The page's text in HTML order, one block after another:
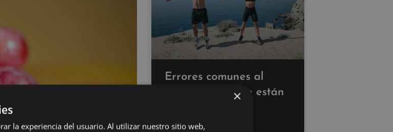
Errores comunes al
hacer cardio que están
resultados
×
la experiencia del usuario. Al utilizar nuestro sitio web,